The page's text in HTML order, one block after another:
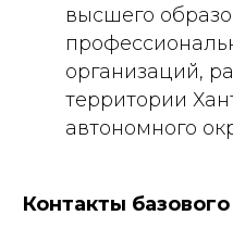
высшего
организаций,
территории
автономного
Контакты